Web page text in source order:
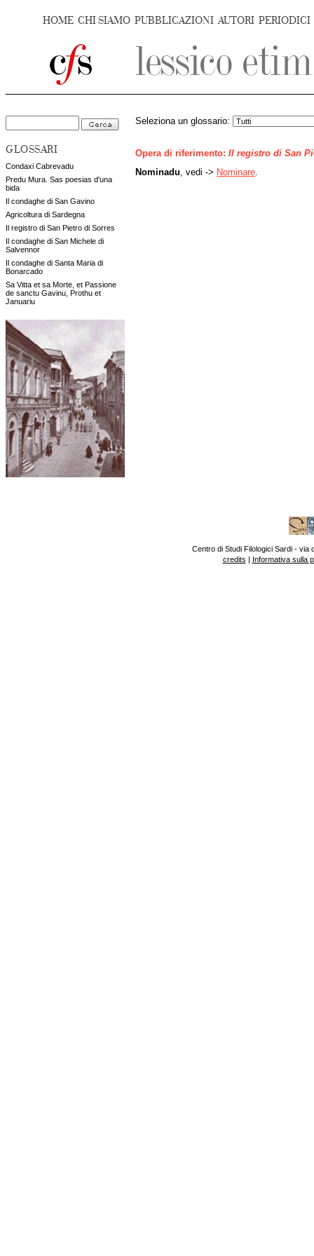
HOME CHI SIAMO PUBBLICAZIONI AUTORI PERIODICI
GLOSSARI
Condaxi Cabrevadu
Predu Mura. Sas poesias d'una
bida
Il condaghe di San Gavino
Agricoltura di Sardegna
Il registro di San Pietro di Sorres
Il condaghe di San Michele di
Salvennor
Il condaghe di Santa Maria di
Bonarcado
Sa Vitta et sa Morte, et Passione
de sanctu Gavinu, Prothu et
Januariu
Seleziona un glossario:
Opera di riferimento: Il registro di San
Nominadu , vedi -> Nominare
Centro di Studi Filologici Sardi - via
credits | Informativa sulla